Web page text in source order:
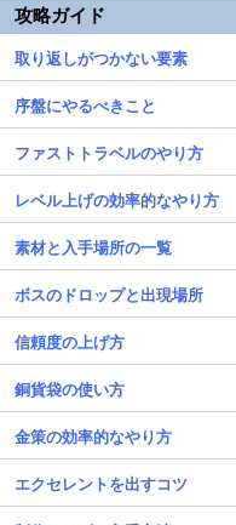
攻略ガイド
取り返しがつかない要素
序盤にやるべきこと
ファストトラベルのやり方
レベル上げの効率的なやり方
素材と入手場所の一覧
ボスのドロップと出現場所
信頼度の上げ方
銅貨袋の使い方
金策の効率的なやり方
エクセレントを出すコツ